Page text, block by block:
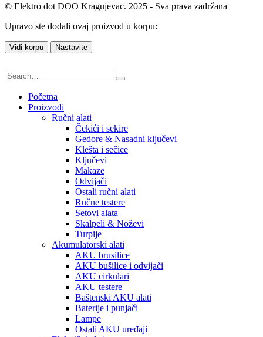
© Elektro dot DOO Kragujevac. 2025 - Sva prava zadržana
Upravo ste dodali ovaj proizvod u korpu:
Vidi korpu Nastavite
Početna
Proizvodi
Ručni alati
Čekići i sekire
Gedore & Nasadni ključevi
Klešta i sečice
Ključevi
Makaze
Odvijači
Ostali ručni alati
Ručne testere
Setovi alata
Skalpeli & Noževi
Turpije
Akumulatorski alati
AKU brusilice
AKU bušilice i odvijači
AKU cirkulari
AKU testere
Baštenski AKU alati
Baterije i punjači
Lampe
Ostali AKU uređaji